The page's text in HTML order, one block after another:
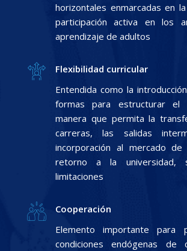
horizontales enmarcadas en
participación activa en los
aprendizaje de adultos
Flexibilidad curricular
Entendida como la
formas para estructurar el
manera que permita la
carreras, las salidas
incorporación al mercado
retorno a la universidad,
limitaciones
Cooperación
Elemento importante para
condiciones endógenas de